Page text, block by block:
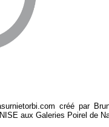
créé par
aux Galeries Poirel de